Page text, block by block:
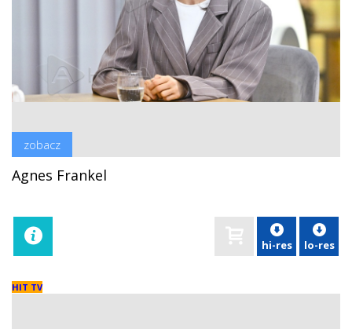
zobacz
Agnes Frankel
hi-res lo-res
HIT TV